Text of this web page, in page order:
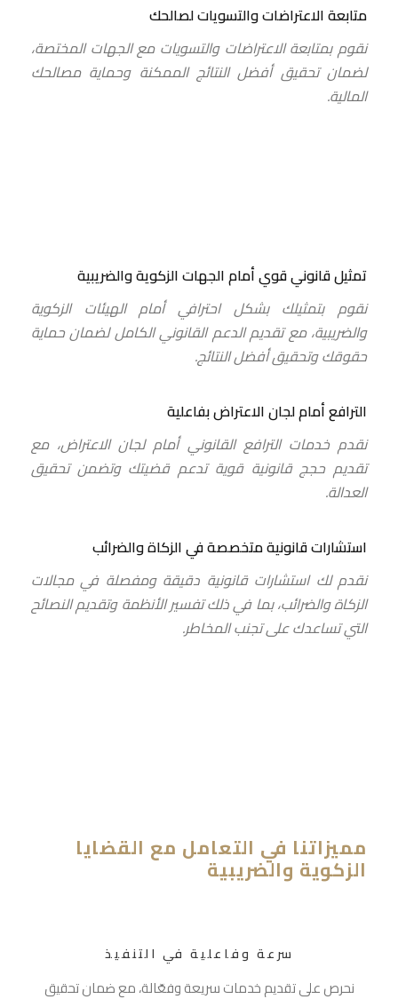
متابعة الاعتراضات والتسويات لصالحك
نقوم بمتابعة الاعتراضات والتسويات مع الجهات المختصة،
لضمان تحقيق أفضل النتائج الممكنة وحماية مصالحك
المالية.
تمثيل قانوني قوي أمام الجهات الزكوية والضريبية
نقوم بتمثيلك بشكل احترافي أمام الهيئات الزكوية
والضريبية، مع تقديم الدعم القانوني الكامل لضمان حماية
حقوقك وتحقيق أفضل النتائج.
الترافع أمام لجان الاعتراض بفاعلية
نقدم خدمات الترافع القانوني أمام لجان الاعتراض، مع
تقديم حجج قانونية قوية تدعم قضيتك وتضمن تحقيق
العدالة.
استشارات قانونية متخصصة في الزكاة والضرائب
نقدم لك استشارات قانونية دقيقة ومفصلة في مجالات
الزكاة والضرائب، بما في ذلك تفسير الأنظمة وتقديم النصائح
التي تساعدك على تجنب المخاطر.
مميزاتنا في التعامل مع القضايا
الزكوية والضريبية
سرعة وفاعلية في التنفيذ
نحرص على تقديم خدمات سريعة وفعّالة، مع ضمان تحقيق